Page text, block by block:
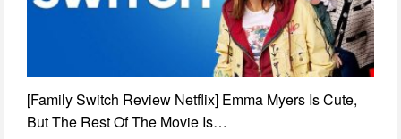
[Family Switch Review Netflix] Emma Myers Is Cute,
But The Rest Of The Movie Is…